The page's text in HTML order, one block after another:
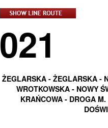
021
ŻEGLARSKA - ŻEGLARSKA -
WROTKOWSKA - NOWY
KRAŃCOWA - DROGA